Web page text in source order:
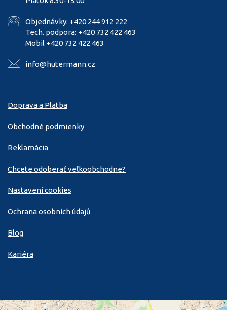
Objednávky: +420 244 912 222
Tech. podpora: +420 732 422 463
Mobil +420 732 422 463
info@hutermann.cz
Doprava a Platba
Obchodné podmienky
Reklamácia
Chcete odoberať veľkoobchodne?
Nastavení cookies
Ochrana osobních údajů
Blog
Kariéra